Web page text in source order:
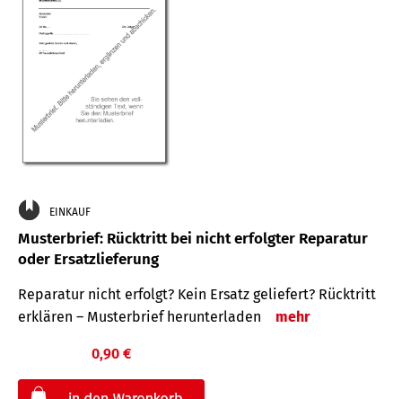
EINKAUF
Musterbrief: Rücktritt bei nicht erfolgter Reparatur
oder Ersatzlieferung
Reparatur nicht erfolgt? Kein Ersatz geliefert? Rücktritt
erklären – Musterbrief herunterladen
mehr
0,90 €